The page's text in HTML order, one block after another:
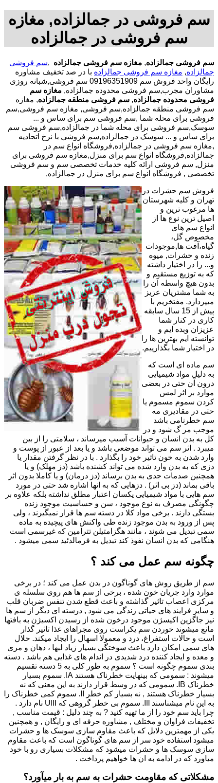
سم فروشی در جمالزاده, مغازه
سم فروشی در جمالزاده
سم فروشی جمالزاده, مغازه سم فروشی جمالزاده ,سم فروشی
جمالزاده, مغازه سم فروشی جمالزاده با در صد تخفیف مشاوره
رایگان واحد فروش سم 09196351909 سم فروشی,شبانه روزی
مشاوران مجرب,سم فروشی محدوده جمالزاده, مغازه سم
فروشی محدوده جمالزاده, سم فروشی منطقه جمالزاده, مغازه
سم فروشی منطقه جمالزاده,سم فروشی, مغازه سم فروشی,سم
فروشی برای محله شما ,سم فروشی سم برای ساس و ...
سوسک,سم فروشی برای محله شما در جمالزاده,سم فروشی سم
برای ساس و ... سوسک در جمالزاده,سم فروشی با نرخ اتحادیه
,مغازه سم فروشی در جمالزاده,فروشگاه انواع سم در
جمالزاده,فروشگاه انواع سم برای منزل,مغازه سم فروشی برای
منزل, سم فروشی ارائه کلیه خدمات تخصصی سم و سم فروشی
تخصصی , فروشگاه انواع سم برای منزل در جمالزاده,
فروش سم حشرات در
تهران و کلیه شهرستان
ها مرغوب ترین و
اصیل ترین نوع ها از
انواع سم های
مخصوص گل،
گیاه،آفت ها,موجودات
زنده و حشرات, میوه
و... را در اختیار داشته
که به توزیع مستقیم و
بدون هیچ واسطه آن را
به شما مشتریان عزیز
میپردازد. مفتخریم با
پیش از 15 سال سابقه
کاری در کنار شما
عزیزان وبده ایم و
توانسته ایم بهترین ها را
در اختیار شما بگذارییم.
سم ماده ای است که
به دلیل مواد شیمیایی
درون آن حتی در بعضی
موارد بر اثر لمس
کردن سموم مسموم یا
حتی در مقادیری مه
سم خطرنامی باشد
موجب مر گ شود و در
کل به بدن انسان و حیوانات آسیب میرساند ، سلامتی را از بین
میبرد . اثر سم می تواند موضعی باشد و یا بعد از عبور از پوست و
وارد شدن به خون تاثیر خود را بگذارد . با در نظر گرفتن مقدار یا
دزی که به بدن وارد شده می تواند کشنده باشد (دز مهلک) و یا
همچنین صدمات جدی به بدن برساند (دز درمان) و یا کاملا بدون اثر
باقی بماند (دز بی اثر) . دزهایی که به انها اشاره شد حتی در مورد
سم هایی با مواد شیمیایی یکسان اعتبار مطلق نداشته بلکه علاوه بر
چگونگی مصرف به نوع موجود ، سن و حساسیت موجود زنده
بستگی دارند . برخی مواد کلا در دسته سم ها قرار نمیگیرند ، ولی
پس از ورود به بدن موجود زنده طی واکنش های پیچیده به ماده
سمی تبدیل می شوند ، مانند هگزامتیلن تترامین که غیرسمی است
هنگامی که بدن انسان نفوذ کند تبدیل به فرمالدئید سمی میشود .
چگونه سم عمل می کند ؟
سم از طریق روش های گوناگون در بدن عمل می کند ؛ در برخی
موارد وارد جریان خون شده ، برخی از سم ها هم روی سلسله ی
مرکزی اعصاب تاثیر گذاشته و باعث قطع شدن تنفس ضربان قلب
و سایر فرایند های حیاتی زندگی می شود , درسته ای دیگر از سم ها
نیز جاگزین اکیسژن موجود درخون شده از رسیدن اکسیژن به بافتها
مانع میشوند خوردن سم یکراست روی مجراهای غذا تاثیر گذار
است و حالات استفراغ، درد و معمولا اسهال را ایجاد میکند. حلال
های سمی امکان دارد باعث سوختگی بسیار زیاد لبها ، دهان و مری
و معده و ایجاد کننده درد شدیدی در اندام های غذایی هم باشد . دسته
بندی سموم چگونه است ؟ سموم به طور کلی به 5 دسته تقسیم
میشوند : سمومی که بینهایت خطرناک هستند IA. سموم بسیار
خطرناک IB. سمومی که در وسط قرار دارند به این معنی که نه
بسیار خطرناک هستند , نه بسیار کم خطر II. سموم کمی خطرناک را
به این نام میشناسند III. سموم بی خطر گروهی که UIII نام دارد .
چرا باید سم خود را از ما تهیه کنید ? به چند دلیل : قیمت مناسب ,
تخفیفات فراوان و مختلف , مشاوره حرفه ای و رایگان , و همچنین
یکی از مهمترین دلایل که باعث مقاوم سازی سوسک ها و حشرات
میشود استفاده خود سر از سم های گوناگون است که باعث مقاوم
سازی سوسک ها و حشرات میشود که مشکلات بسیاری رو با خود
میاورد که در ادامه به ان ها خواهیم پرداخت .
مشکلاتی که مقاومت حشرات به سم به بار میآورد؟